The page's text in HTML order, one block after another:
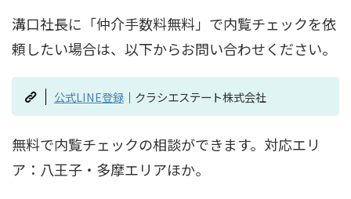
溝口社長に「仲介手数料無料」で内覧チェックを依
頼したい場合は、以下からお問い合わせください。
公式LINE登録｜クラシエステート株式会社
無料で内覧チェックの相談ができます。対応エリ
ア：八王子・多摩エリアほか。